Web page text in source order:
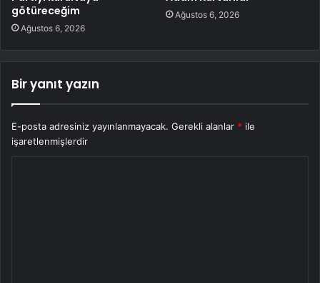
götüreceğim
Ağustos 6, 2026
Ağustos 6, 2026
Bir yanıt yazın
E-posta adresiniz yayınlanmayacak. Gerekli alanlar * ile
işaretlenmişlerdir